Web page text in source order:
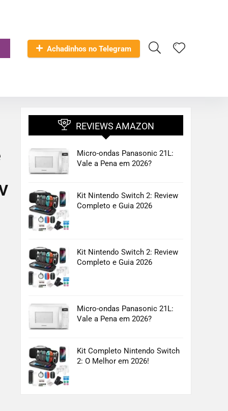
Achadinhos no Telegram
REVIEWS AMAZON
Micro-ondas Panasonic 21L:
Vale a Pena em 2026?
Kit Nintendo Switch 2: Review
Completo e Guia 2026
Kit Nintendo Switch 2: Review
Completo e Guia 2026
Micro-ondas Panasonic 21L:
Vale a Pena em 2026?
Kit Completo Nintendo Switch
2: O Melhor em 2026!